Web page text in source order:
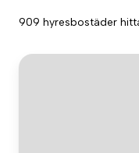
909 hyresbostäder